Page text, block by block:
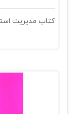
کتاب مدیریت